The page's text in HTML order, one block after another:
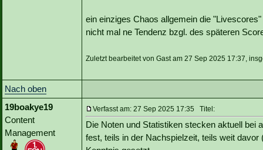
ein einziges Chaos allgemein die
nicht mal ne Tendenz bzgl. des späteren
Zuletzt bearbeitet von Gast am 27 Sep 2025 17:37,
Nach oben
19boakye19
Content
Management
Verfasst am: 27 Sep 2025 17:35 Titel:
Die Noten und Statistiken stecken aktuell bei
fest, teils in der Nachspielzeit, teils weit